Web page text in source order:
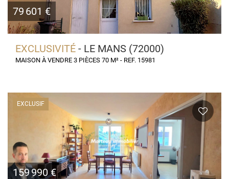
79 601 €
EXCLUSIVITÉ - LE MANS (72000)
MAISON À VENDRE 3 PIÈCES 70 M² - REF. 15981
EXCLUSIF
159 990 €